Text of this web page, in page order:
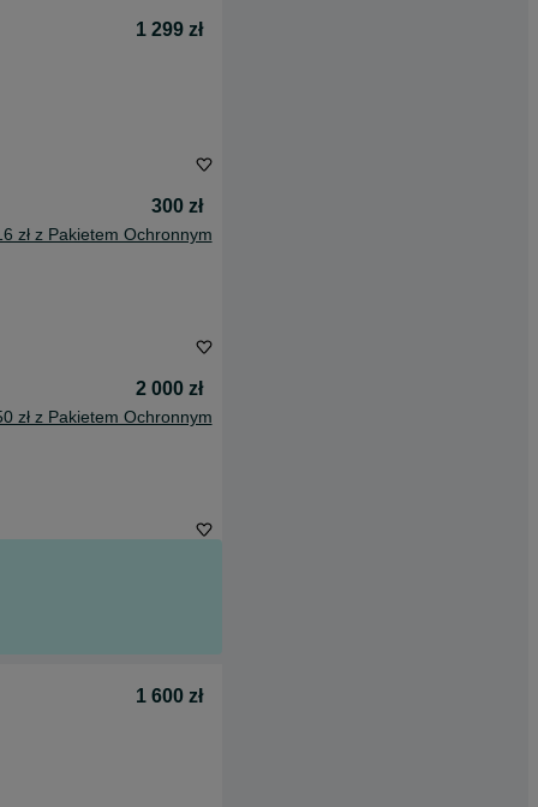
1 299 zł
300 zł
zł z Pakietem Ochronnym
2 000 zł
zł z Pakietem Ochronnym
1 600 zł